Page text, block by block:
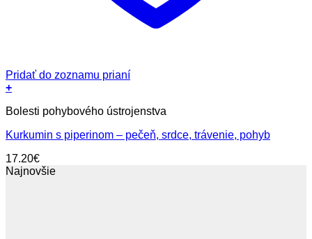
Pridať do zoznamu prianí
+
Bolesti pohybového ústrojenstva
Kurkumin s piperinom – pečeň, srdce, trávenie, pohyb
17.20€
Najnovšie